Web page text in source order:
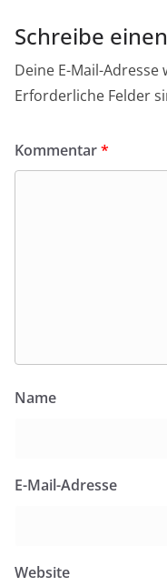
Schreibe
Deine E-Mail-
Erforderliche Felder
Kommentar*
Name
E-Mail-Adresse
Website